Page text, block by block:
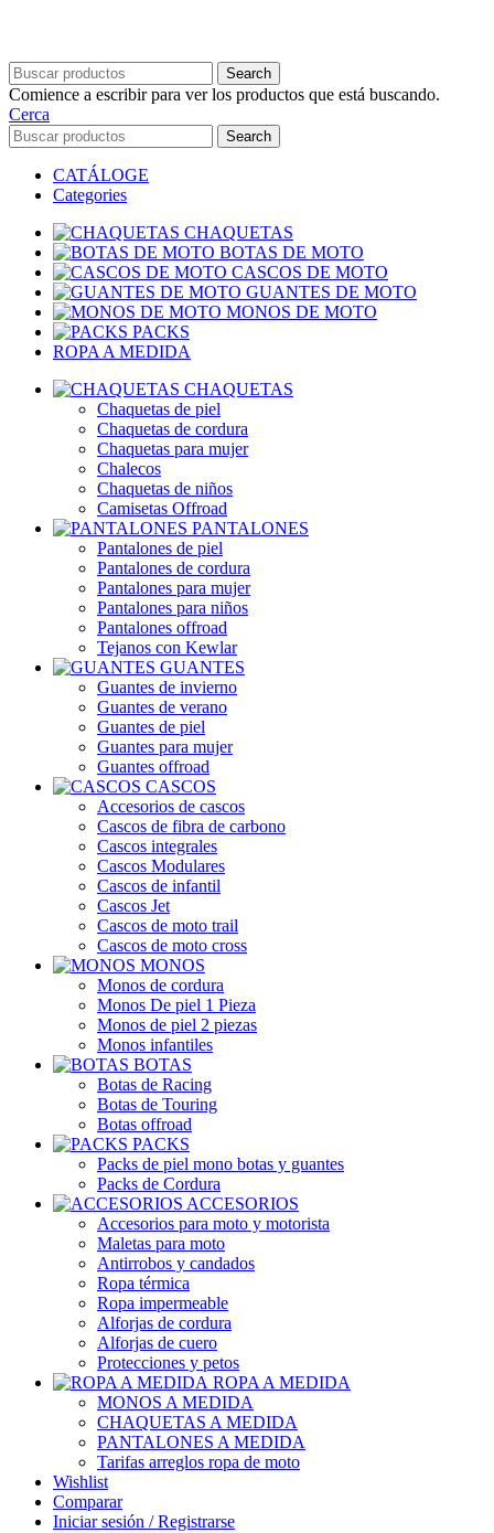
Search
Comience a escribir para ver los productos que está buscando.
Cerca
Search
CATÁLOGE
Categories
CHAQUETAS
BOTAS DE MOTO
CASCOS DE MOTO
GUANTES DE MOTO
MONOS DE MOTO
PACKS
ROPA A MEDIDA
CHAQUETAS
Chaquetas de piel
Chaquetas de cordura
Chaquetas para mujer
Chalecos
Chaquetas de niños
Camisetas Offroad
PANTALONES
Pantalones de piel
Pantalones de cordura
Pantalones para mujer
Pantalones para niños
Pantalones offroad
Tejanos con Kewlar
GUANTES
Guantes de invierno
Guantes de verano
Guantes de piel
Guantes para mujer
Guantes offroad
CASCOS
Accesorios de cascos
Cascos de fibra de carbono
Cascos integrales
Cascos Modulares
Cascos de infantil
Cascos Jet
Cascos de moto trail
Cascos de moto cross
MONOS
Monos de cordura
Monos De piel 1 Pieza
Monos de piel 2 piezas
Monos infantiles
BOTAS
Botas de Racing
Botas de Touring
Botas offroad
PACKS
Packs de piel mono botas y guantes
Packs de Cordura
ACCESORIOS
Accesorios para moto y motorista
Maletas para moto
Antirrobos y candados
Ropa térmica
Ropa impermeable
Alforjas de cordura
Alforjas de cuero
Protecciones y petos
ROPA A MEDIDA
MONOS A MEDIDA
CHAQUETAS A MEDIDA
PANTALONES A MEDIDA
Tarifas arreglos ropa de moto
Wishlist
Comparar
Iniciar sesión / Registrarse